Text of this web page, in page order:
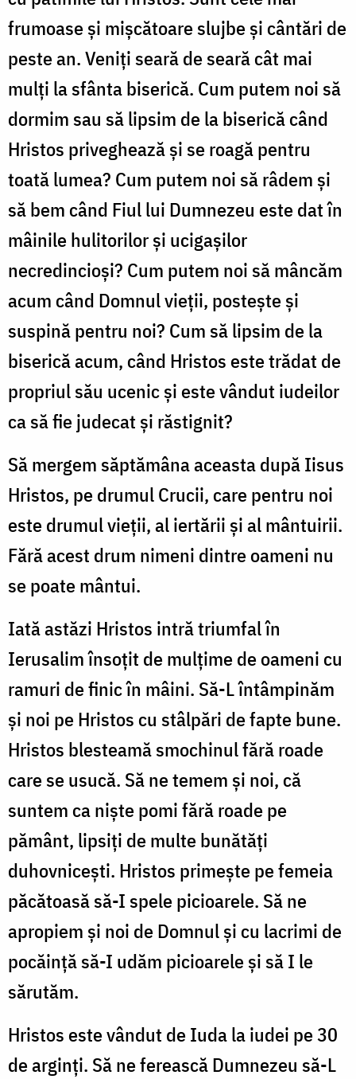
frumoase și mișcătoare slujbe și cântări de
peste an. Veniți seară de seară cât mai
mulți la sfânta biserică. Cum putem noi să
dormim sau să lipsim de la biserică când
Hristos priveghează și se roagă pentru
toată lumea? Cum putem noi să râdem și
să bem când Fiul lui Dumnezeu este dat în
mâinile hulitorilor și ucigașilor
necredincioși? Cum putem noi să mâncăm
acum când Domnul vieții, postește și
suspină pentru noi? Cum să lipsim de la
biserică acum, când Hristos este trădat de
propriul său ucenic și este vândut iudeilor
ca să fie judecat și răstignit?
Să mergem săptămâna aceasta după Iisus
Hristos, pe drumul Crucii, care pentru noi
este drumul vieții, al iertării și al mântuirii.
Fără acest drum nimeni dintre oameni nu
se poate mântui.
Iată astăzi Hristos intră triumfal în
Ierusalim însoțit de mulțime de oameni cu
ramuri de finic în mâini. Să-L întâmpinăm
și noi pe Hristos cu stâlpări de fapte bune.
Hristos blesteamă smochinul fără roade
care se usucă. Să ne temem și noi, că
suntem ca niște pomi fără roade pe
pământ, lipsiți de multe bunătăți
duhovnicești. Hristos primește pe femeia
păcătoasă să-I spele picioarele. Să ne
apropiem și noi de Domnul și cu lacrimi de
pocăință să-I udăm picioarele și să I le
sărutăm.
Hristos este vândut de Iuda la iudei pe 30
de arginți. Să ne ferească Dumnezeu să-L